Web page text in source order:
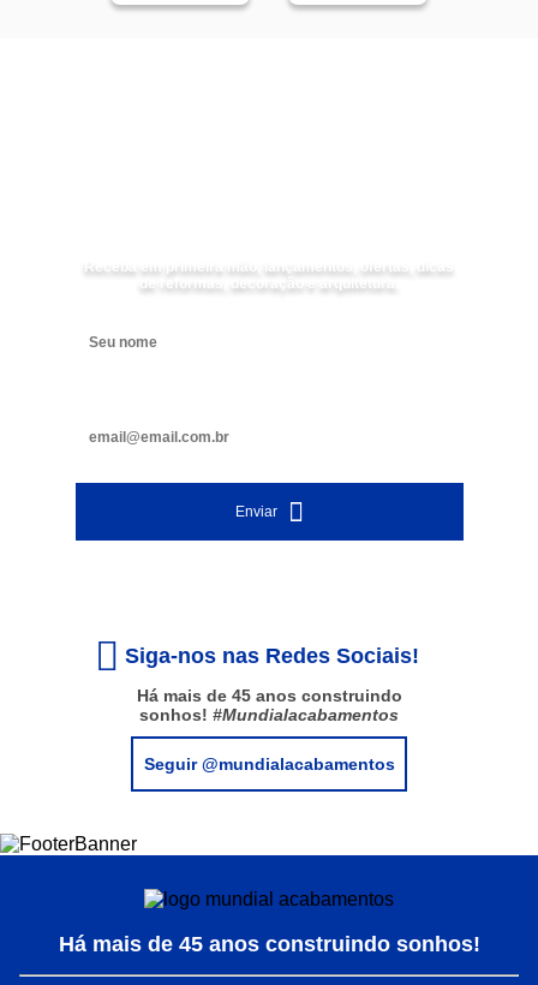
Receba em primeira mão, lançamentos, ofertas, dicas
de reformas, decoração e arquitetura.
Enviar
Siga-nos nas Redes Sociais!
Há mais de 45 anos construindo
sonhos! #Mundialacabamentos
Seguir @mundialacabamentos
Há mais de 45 anos construindo sonhos!